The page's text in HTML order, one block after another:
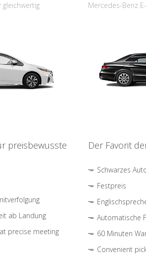
gleichwertig
preisbewusste
ab Landung
precise meeting
Mercedes-Benz
Der Favorit
Schwarzes
Festpreis
Automatische
60 Minuten
Convenient